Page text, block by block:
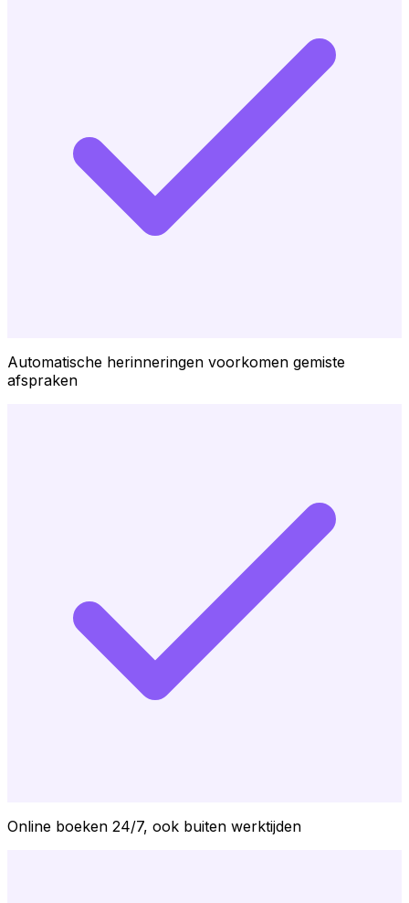
Automatische herinneringen voorkomen gemiste
afspraken
Online boeken 24/7, ook buiten werktijden